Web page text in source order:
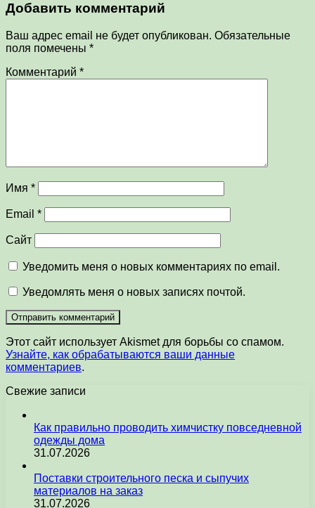
Добавить комментарий
Ваш адрес email не будет опубликован. Обязательные
поля помечены *
Комментарий *
Имя *
Email *
Сайт
Уведомить меня о новых комментариях по email.
Уведомлять меня о новых записях почтой.
Этот сайт использует Akismet для борьбы со спамом.
Узнайте, как обрабатываются ваши данные
комментариев.
Свежие записи
Как правильно проводить химчистку повседневной
одежды дома
31.07.2026
Поставки строительного песка и сыпучих
материалов на заказ
31.07.2026